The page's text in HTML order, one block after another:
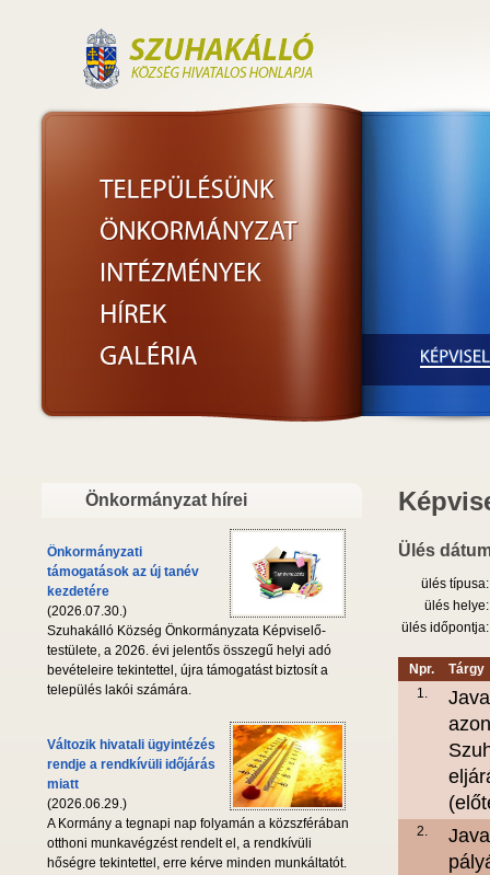
Önkormányzat hírei
Önkormányzati
támogatások az új tanév
kezdetére
(2026.07.30.)
Szuhakálló Község Önkormányzata Képviselő-
testülete, a 2026. évi jelentős összegű helyi adó
bevételeire tekintettel, újra támogatást biztosít a
település lakói számára.
Változik hivatali ügyintézés
rendje a rendkívüli időjárás
miatt
(2026.06.29.)
A Kormány a tegnapi nap folyamán a közszférában
otthoni munkavégzést rendelt el, a rendkívüli
hőségre tekintettel, erre kérve minden munkáltatót.
Ülés
ülés típusa:
ülés helye:
ülés időpontja:
Npr.
Tárgy
1.
2.